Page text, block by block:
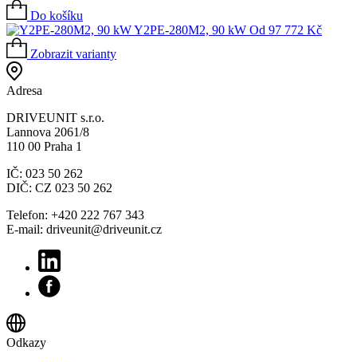
Do košíku
Y2PE-280M2, 90 kW Od 97 772 Kč
Zobrazit varianty
Adresa
DRIVEUNIT s.r.o.
Lannova 2061/8
110 00 Praha 1
IČ: 023 50 262
DIČ: CZ 023 50 262
Telefon: +420 222 767 343
E-mail: driveunit@driveunit.cz
Odkazy